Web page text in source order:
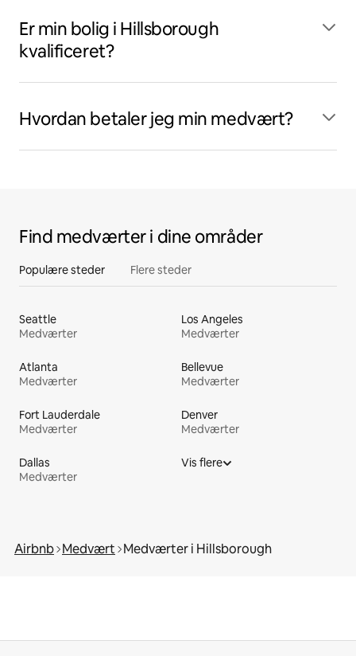
Er min bolig i Hillsborough
kvalificeret?
Hvordan betaler jeg min medvært?
Find medværter i dine områder
Populære steder Flere steder
Seattle
Medværter
Los Angeles
Medværter
Atlanta
Medværter
Bellevue
Medværter
Fort Lauderdale
Medværter
Denver
Medværter
Dallas
Medværter
Vis flere
Airbnb Medvært Medværter i Hillsborough